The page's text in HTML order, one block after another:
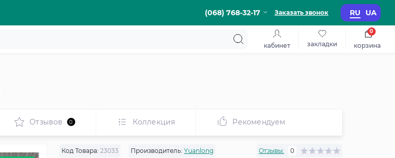
(068) 768-32-17 Заказать звонок RU UA
кабинет закладки корзина
0
Отзывов 0 Коллекция Рекомендуем
Код Товара: 23033 Производитель: Yuanlong Отзывы: 0